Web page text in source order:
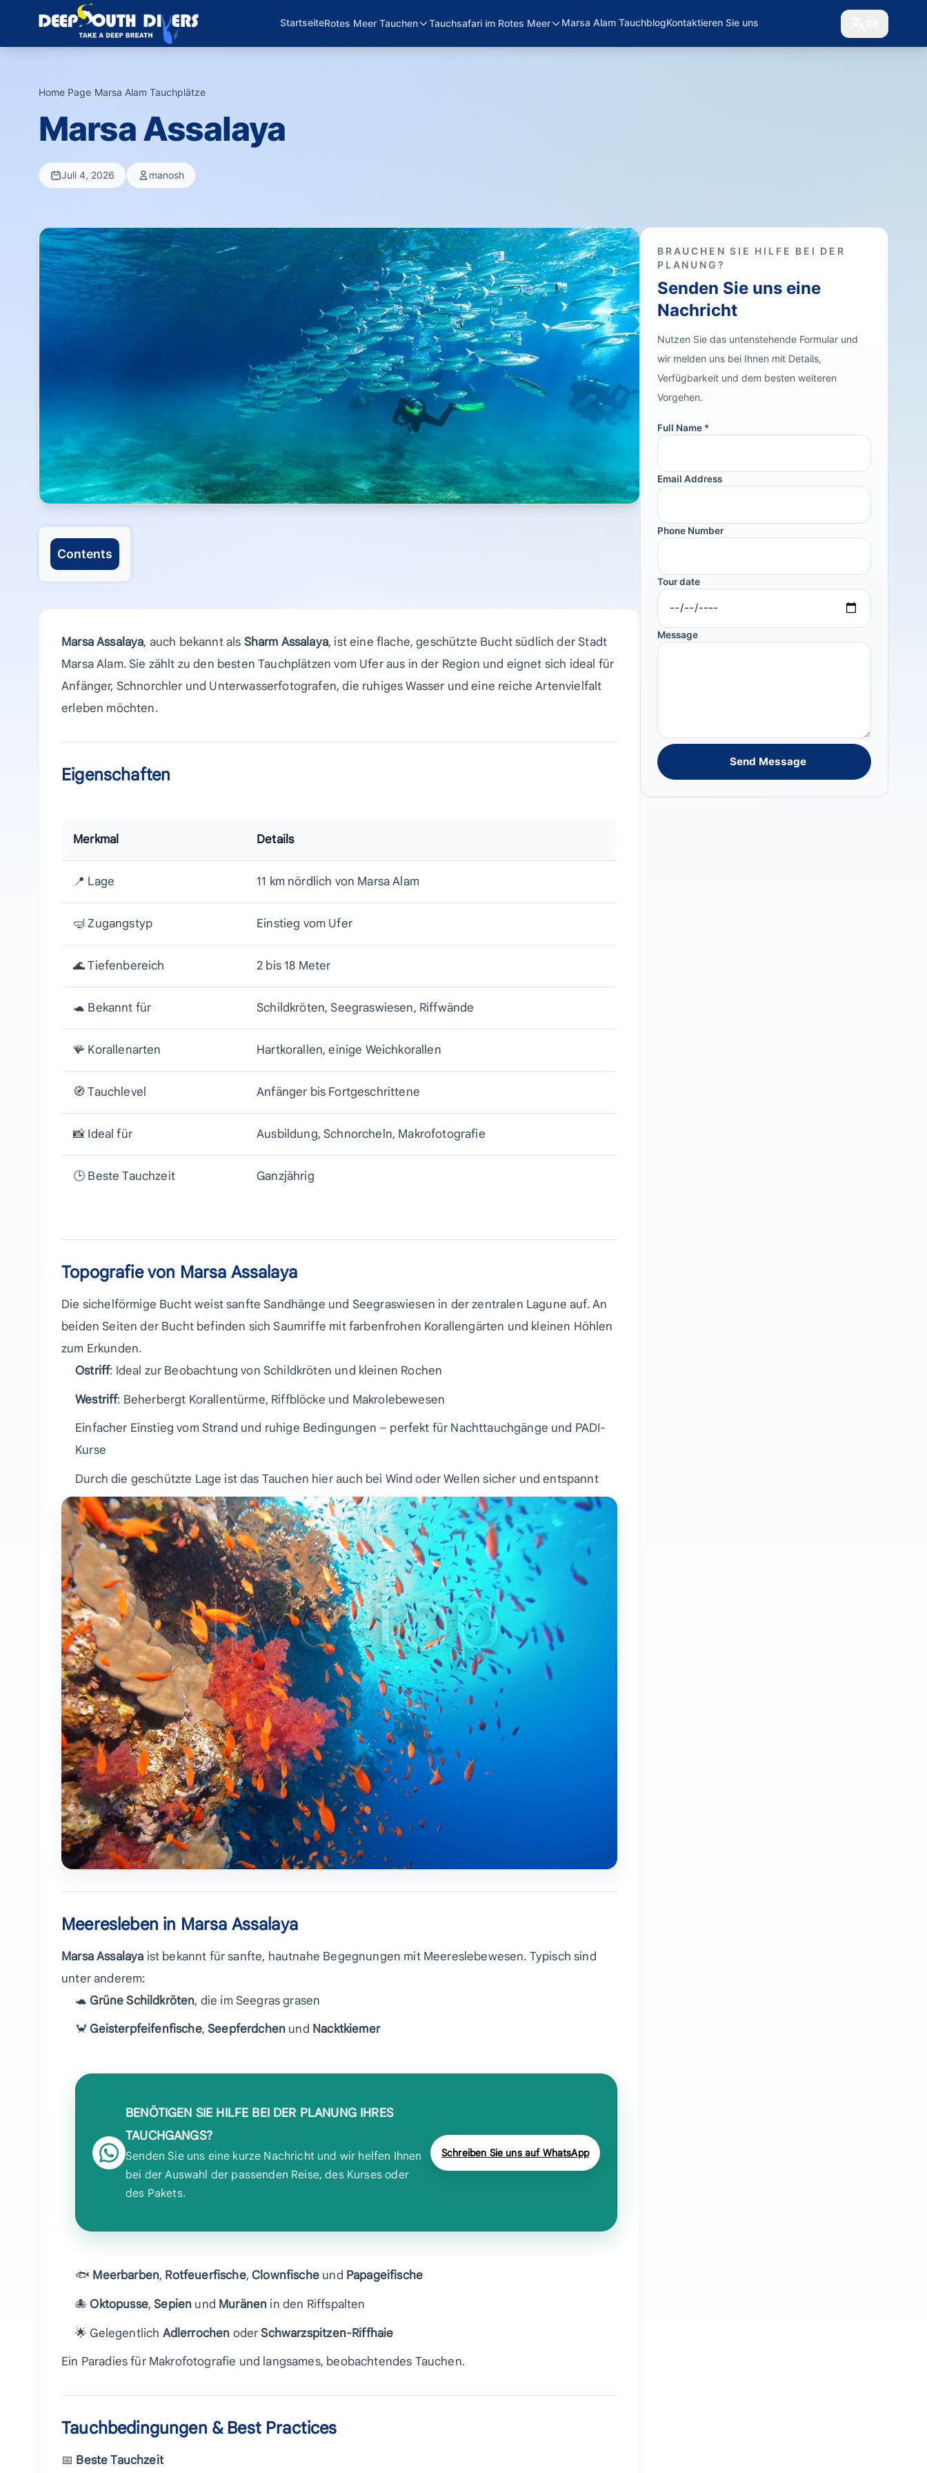
StartseiteRotes Meer Tauchen Tauchsafari im Rotes Meer Marsa Alam TauchblogKontaktieren Sie uns
Home Page›Marsa Alam Tauchplätze
Marsa Assalaya
Juli 4, 2026 manosh
Contents
Marsa Assalaya, auch bekannt als Sharm Assalaya, ist eine flache, geschützte Bucht südlich der Stadt
Marsa Alam. Sie zählt zu den besten Tauchplätzen vom Ufer aus in der Region und eignet sich ideal für
Anfänger, Schnorchler und Unterwasserfotografen, die ruhiges Wasser und eine reiche Artenvielfalt
erleben möchten.
Eigenschaften
Merkmal Details
📍 Lage 11 km nördlich von Marsa Alam
🤿 Zugangstyp Einstieg vom Ufer
🌊 Tiefenbereich 2 bis 18 Meter
🐢 Bekannt für Schildkröten, Seegraswiesen, Riffwände
🪸 Korallenarten Hartkorallen, einige Weichkorallen
🧭 Tauchlevel Anfänger bis Fortgeschrittene
📸 Ideal für Ausbildung, Schnorcheln, Makrofotografie
🕒 Beste Tauchzeit Ganzjährig
Topografie von Marsa Assalaya
Die sichelförmige Bucht weist sanfte Sandhänge und Seegraswiesen in der zentralen Lagune auf. An
beiden Seiten der Bucht befinden sich Saumriffe mit farbenfrohen Korallengärten und kleinen Höhlen
zum Erkunden.
Ostriff: Ideal zur Beobachtung von Schildkröten und kleinen Rochen
Westriff: Beherbergt Korallentürme, Riffblöcke und Makrolebewesen
Einfacher Einstieg vom Strand und ruhige Bedingungen – perfekt für Nachttauchgänge und PADI-
Kurse
Durch die geschützte Lage ist das Tauchen hier auch bei Wind oder Wellen sicher und entspannt
Meeresleben in Marsa Assalaya
Marsa Assalaya ist bekannt für sanfte, hautnahe Begegnungen mit Meereslebewesen. Typisch sind
unter anderem:
🐢Grüne Schildkröten, die im Seegras grasen
🦀Geisterpfeifenfische,Seepferdchen und Nacktkiemer
BENÖTIGEN SIE HILFE BEI DER PLANUNG IHRES
TAUCHGANGS?
Senden Sie uns eine kurze Nachricht und wir helfen Ihnen
bei der Auswahl der passenden Reise, des Kurses oder
des Pakets.
Schreiben Sie uns auf WhatsApp
🐟 Meerbarben, Rotfeuerfische,Clownfische und Papageifische
🐙Oktopusse,Sepien und Muränen in den Riffspalten
🌟 Gelegentlich Adlerrochen oderSchwarzspitzen-Riffhaie
Ein Paradies für Makrofotografie und langsames, beobachtendes Tauchen.
Tauchbedingungen & Best Practices
📅 Beste Tauchzeit
BRAUCHEN SIE HILFE BEI DER
PLANUNG?
Senden Sie uns eine
Nachricht
Nutzen Sie das untenstehende Formular und
wir melden uns bei Ihnen mit Details,
Verfügbarkeit und dem besten weiteren
Vorgehen.
Full Name *
Email Address
Phone Number
Tour date
Message
Send Message